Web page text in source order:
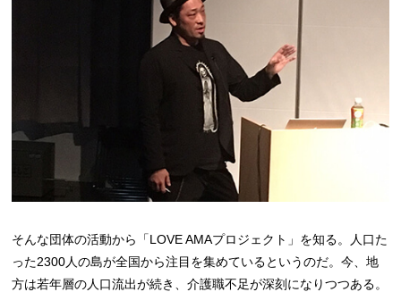
そんな団体の活動から「LOVE AMAプロジェクト」を知る。人口た
った2300人の島が全国から注目を集めているというのだ。今、地
方は若年層の人口流出が続き、介護職不足が深刻になりつつある。